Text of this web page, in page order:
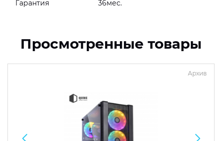
Гарантия 36мес.
Просмотренные товары
Архив